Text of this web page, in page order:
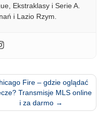
Ekstraklasy i Serie A.
i Lazio Rzym.
Fire – gdzie oglądać
Transmisje MLS online
i za darmo →